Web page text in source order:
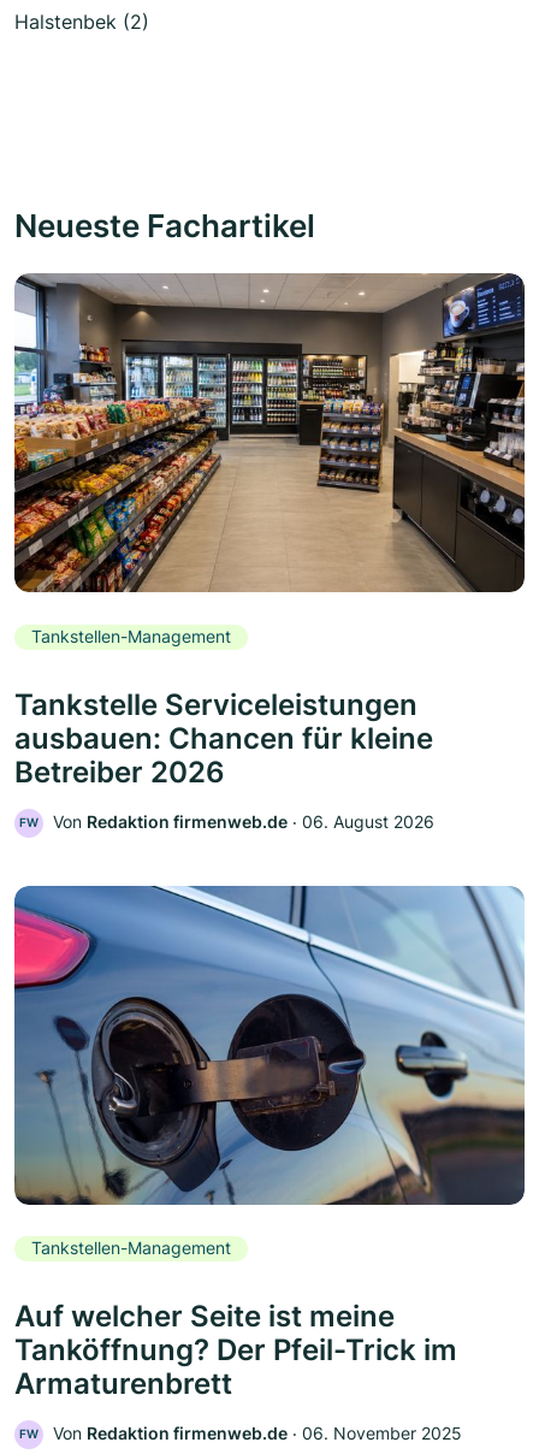
Halstenbek (2)
Neueste Fachartikel
Tankstellen-Management
Tankstelle Serviceleistungen
ausbauen: Chancen für kleine
Betreiber 2026
FW Von Redaktion firmenweb.de ‧ 06. August 2026
Tankstellen-Management
Auf welcher Seite ist meine
Tanköffnung? Der Pfeil-Trick im
Armaturenbrett
FW Von Redaktion firmenweb.de ‧ 06. November 2025